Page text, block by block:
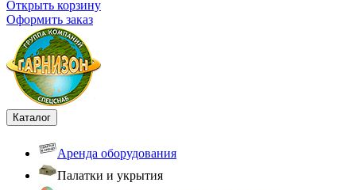
Открыть корзину
Оформить заказ
Каталог
Аренда оборудования
Палатки и укрытия